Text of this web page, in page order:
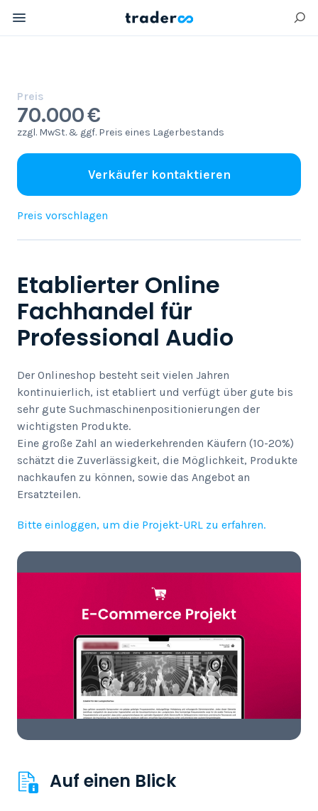
Etablierter Online
Fachhandel für
Professional Audio
Der Onlineshop besteht seit vielen Jahren
kontinuierlich, ist etabliert und verfügt über gute bis
sehr gute Suchmaschinenpositionierungen der
wichtigsten Produkte.
Eine große Zahl an wiederkehrenden Käufern (10-20%)
schätzt die Zuverlässigkeit, die Möglichkeit, Produkte
nachkaufen zu können, sowie das Angebot an
Ersatzteilen.
Bitte einloggen, um die Projekt-URL zu erfahren.
Auf einen Blick
Preis
70.000 €
zzgl. MwSt. & ggf. Preis eines Lagerbestands
Verkäufer kontaktieren
Preis vorschlagen